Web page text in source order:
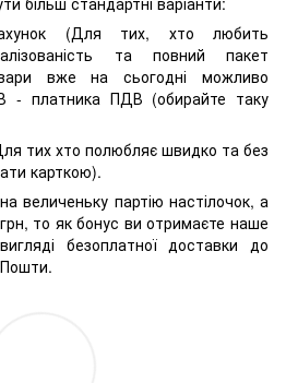
(Для тих, хто любить
та повний пакет
вже на сьогодні можливо
- платника ПДВ (обирайте таку
тих хто полюбляє швидко та без
карткою).
партію настілочок, а
то як бонус ви отримаєте наше
безоплатної доставки до
Пошти.